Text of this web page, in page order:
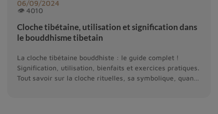
06/09/2024
👁 4010
Cloche tibétaine, utilisation et signification dans
le bouddhisme tibetain
La cloche tibétaine bouddhiste : le guide complet !
Signification, utilisation, bienfaits et exercices pratiques.
Tout savoir sur la cloche rituelles, sa symbolique, quand